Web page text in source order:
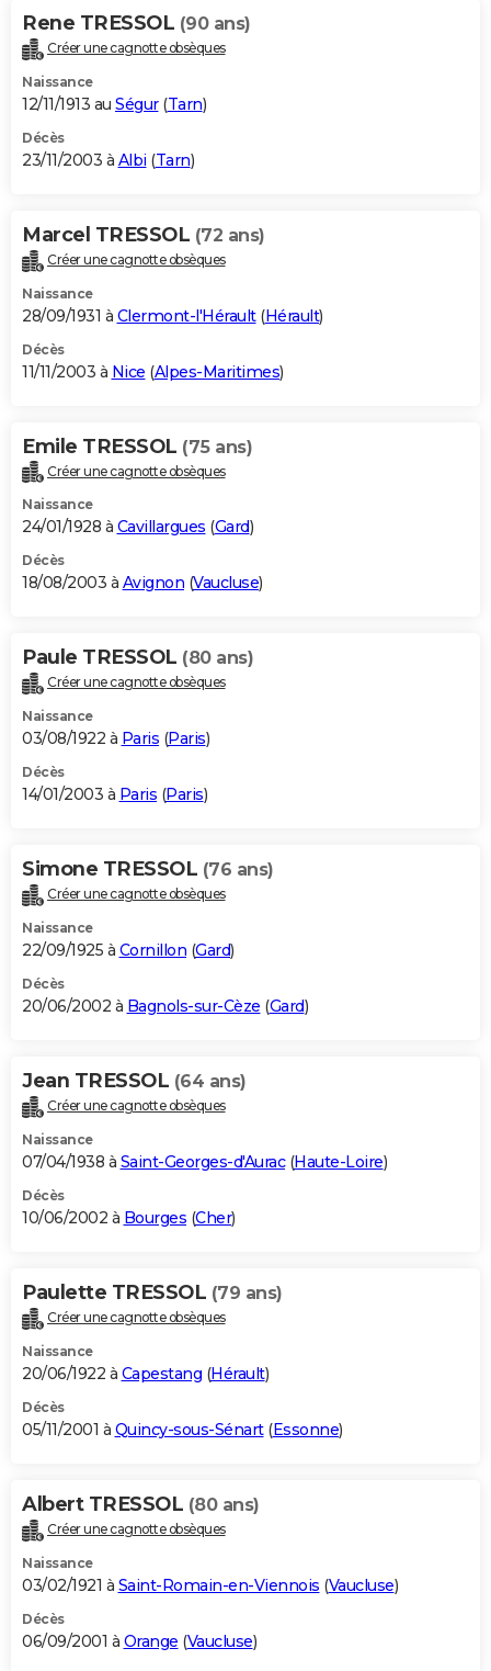
Rene TRESSOL (90 ans)
Créer une cagnotte obsèques
Naissance
12/11/1913 au Ségur(Tarn)
Décès
23/11/2003 à Albi (Tarn)
Marcel TRESSOL (72 ans)
Créer une cagnotte obsèques
Naissance
28/09/1931 à Clermont-l'Hérault(Hérault)
Décès
11/11/2003 à Nice (Alpes-Maritimes)
Emile TRESSOL (75 ans)
Créer une cagnotte obsèques
Naissance
24/01/1928 à Cavillargues (Gard)
Décès
18/08/2003 à Avignon (Vaucluse)
Paule TRESSOL (80 ans)
Créer une cagnotte obsèques
Naissance
03/08/1922 à Paris (Paris)
Décès
14/01/2003 à Paris (Paris)
Simone TRESSOL (76 ans)
Créer une cagnotte obsèques
Naissance
22/09/1925 à Cornillon (Gard)
Décès
20/06/2002 à Bagnols-sur-Cèze (Gard)
Jean TRESSOL (64 ans)
Créer une cagnotte obsèques
Naissance
07/04/1938 à Saint-Georges-d'Aurac(Haute-Loire)
Décès
10/06/2002 à Bourges (Cher)
Paulette TRESSOL (79 ans)
Créer une cagnotte obsèques
Naissance
20/06/1922 à Capestang (Hérault)
Décès
05/11/2001 à Quincy-sous-Sénart(Essonne)
Albert TRESSOL (80 ans)
Créer une cagnotte obsèques
Naissance
03/02/1921 à Saint-Romain-en-Viennois (Vaucluse)
Décès
06/09/2001 à Orange (Vaucluse)